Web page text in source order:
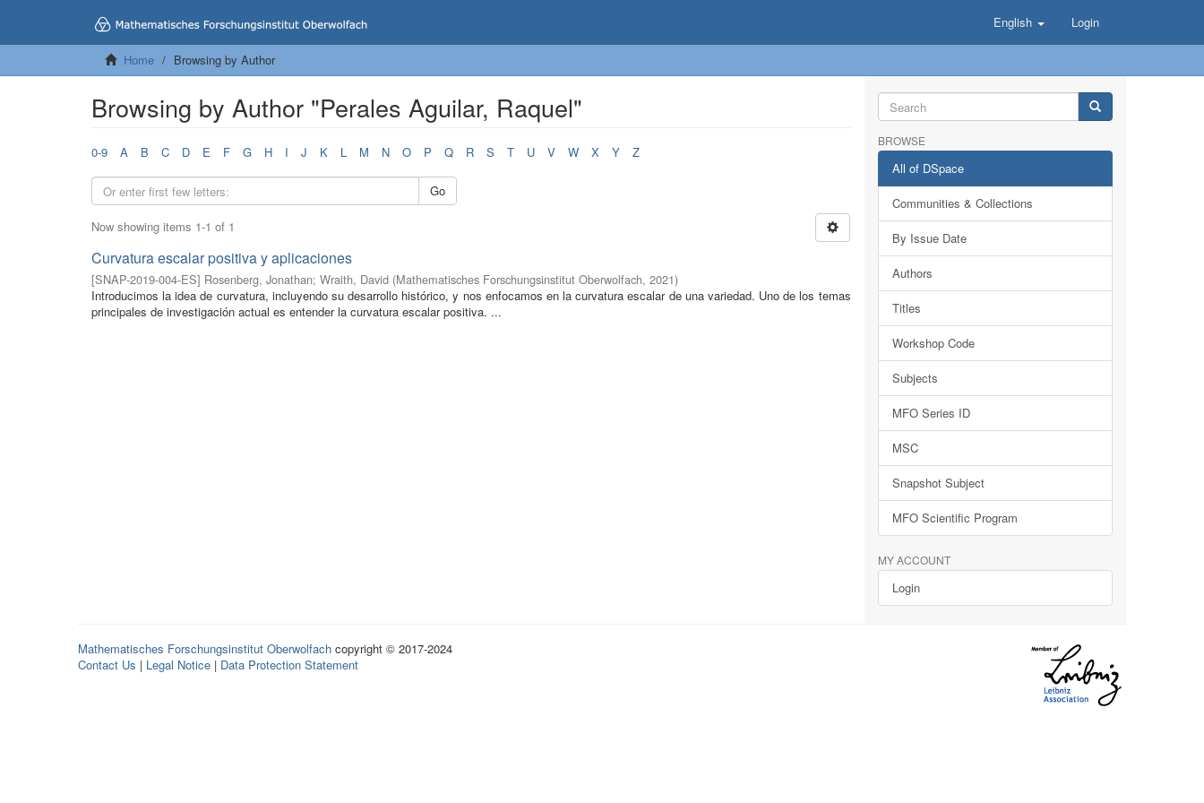
English Login
Home Browsing by Author
Browsing by Author "Perales Aguilar, Raquel"
0-9 A B C D E F G H I J K L M N O P Q R S T U V W X Y Z
Go
Now showing items 1-1 of 1
Curvatura escalar positiva y aplicaciones
[SNAP-2019-004-ES] Rosenberg, Jonathan; Wraith, David (Mathematisches Forschungsinstitut Oberwolfach, 2021)
Introducimos la idea de curvatura, incluyendo su desarrollo histórico, y nos enfocamos en la curvatura escalar de una variedad. Uno de los temas
principales de investigación actual es entender la curvatura escalar positiva. ...
BROWSE
All of DSpace
Communities & Collections
By Issue Date
Authors
Titles
Workshop Code
Subjects
MFO Series ID
MSC
Snapshot Subject
MFO Scientific Program
MY ACCOUNT
Login
Mathematisches Forschungsinstitut Oberwolfach copyright © 2017-2024
Contact Us | Legal Notice | Data Protection Statement